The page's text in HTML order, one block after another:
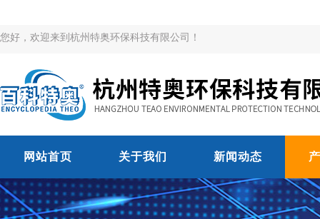
您好，欢迎来到杭州特奥环保科技有限公司！
网站首页 关于我们 新闻动态